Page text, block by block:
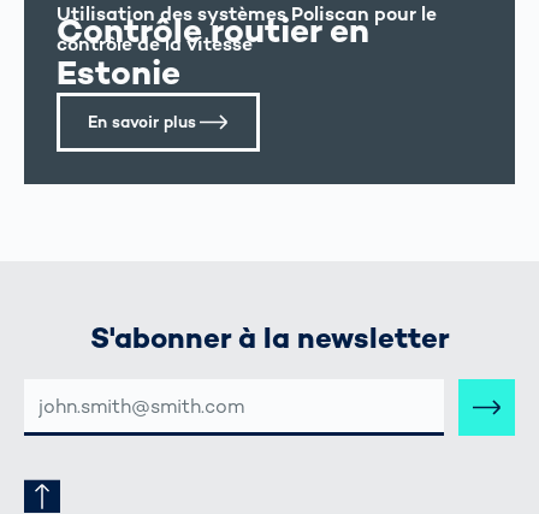
Contrôle routier en
Estonie
Utilisation des systèmes Poliscan pour le
contrôle de la vitesse
En savoir plus
S'abonner à la newsletter
MAIL